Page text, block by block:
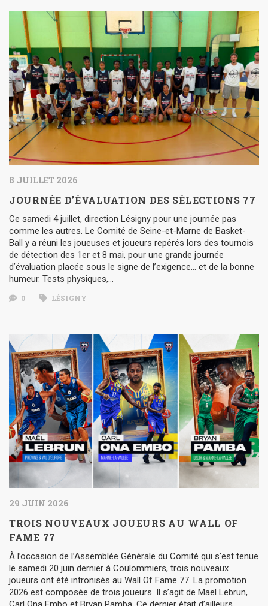
8 JUILLET 2026
JOURNÉE D’ÉVALUATION DES SÉLECTIONS 77
Ce samedi 4 juillet, direction Lésigny pour une journée pas
comme les autres. Le Comité de Seine-et-Marne de Basket-
Ball y a réuni les joueuses et joueurs repérés lors des tournois
de détection des 1er et 8 mai, pour une grande journée
d’évaluation placée sous le signe de l’exigence… et de la bonne
humeur. Tests physiques,…
0 LÉSIGNY
29 JUIN 2026
TROIS NOUVEAUX JOUEURS AU WALL OF
FAME 77
À l’occasion de l’Assemblée Générale du Comité qui s’est tenue
le samedi 20 juin dernier à Coulommiers, trois nouveaux
joueurs ont été intronisés au Wall Of Fame 77. La promotion
2026 est composée de trois joueurs. Il s’agit de Maël Lebrun,